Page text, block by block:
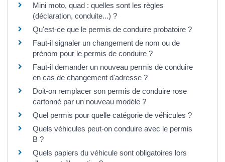
Mini moto, quad : quelles sont les règles
(déclaration, conduite...) ?
Qu'est-ce que le permis de conduire probatoire ?
Faut-il signaler un changement de nom ou de
prénom pour le permis de conduire ?
Faut-il demander un nouveau permis de conduire
en cas de changement d'adresse ?
Doit-on remplacer son permis de conduire rose
cartonné par un nouveau modèle ?
Quel permis pour quelle catégorie de véhicules ?
Quels véhicules peut-on conduire avec le permis
B ?
Quels papiers du véhicule sont obligatoires lors